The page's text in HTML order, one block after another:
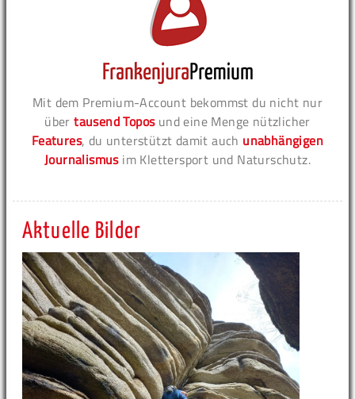
Mit dem Premium-Account bekommst du nicht nur
übertausend Toposund eine Menge nützlicher
Features, du unterstützt damit auch unabhängigen
Journalismusim Klettersport und Naturschutz.
Aktuelle Bilder